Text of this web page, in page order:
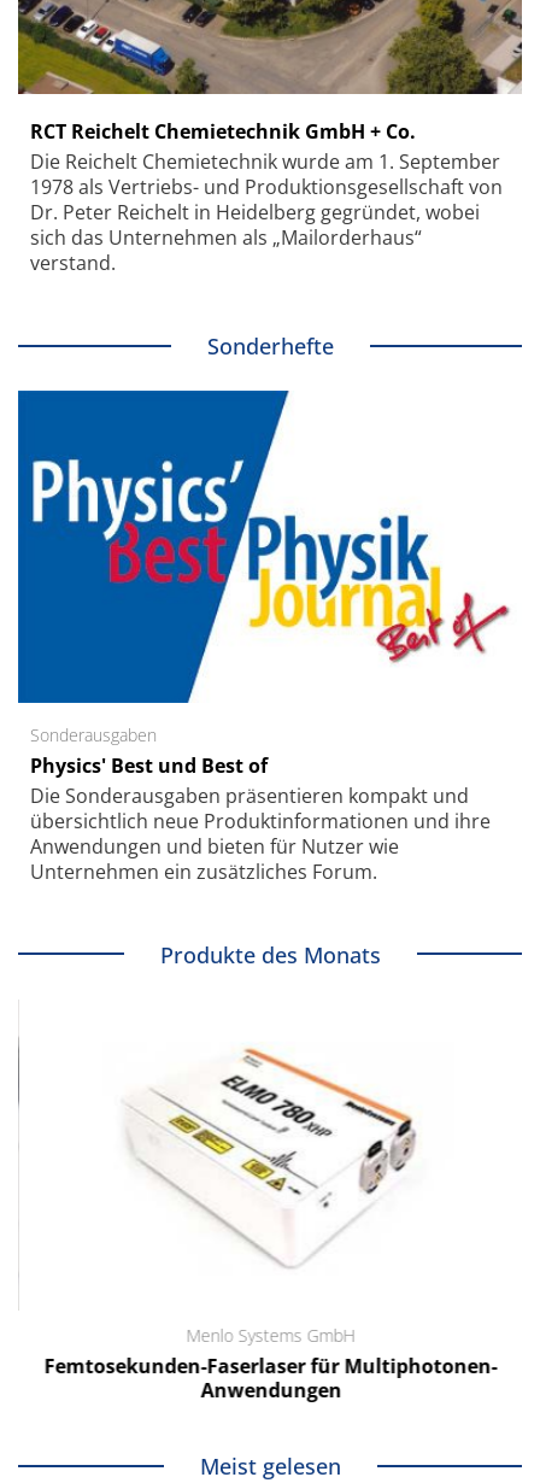
RCT Reichelt Chemietechnik GmbH + Co.
Die Reichelt Chemietechnik wurde am 1. September
1978 als Vertriebs- und Produktionsgesellschaft von
Dr. Peter Reichelt in Heidelberg gegründet, wobei
sich das Unternehmen als „Mailorderhaus“
verstand.
Sonderhefte
Sonderausgaben
Physics' Best und Best of
Die Sonder­ausgaben präsentieren kompakt und
übersichtlich neue Produkt­informationen und ihre
Anwendungen und bieten für Nutzer wie
Unternehmen ein zusätzliches Forum.
Produkte des Monats
Menlo Systems GmbH
Femtosekunden-Faserlaser für Multiphotonen-
Anwendungen
Meist gelesen